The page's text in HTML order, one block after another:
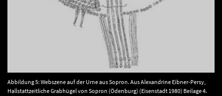
Abbildung 5: Webszene auf der Urne aus Sopron. Aus Alexandrine Eibner-Persy,
Hallstattzeitliche Grabhügel von Sopron (Ödenburg) (Eisenstadt 1980) Beilage 4.